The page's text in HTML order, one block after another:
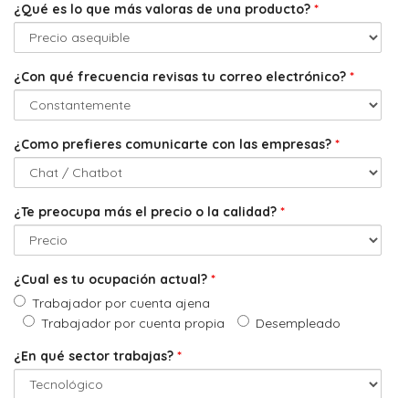
¿Qué es lo que más valoras de una producto? *
¿Con qué frecuencia revisas tu correo electrónico? *
¿Como prefieres comunicarte con las empresas? *
¿Te preocupa más el precio o la calidad? *
¿Cual es tu ocupación actual? *
Trabajador por cuenta ajena
Trabajador por cuenta propia
Desempleado
¿En qué sector trabajas? *